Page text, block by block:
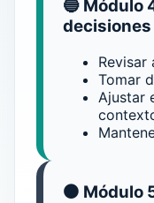
🔵 Módulo
decisiones
Revisar
Tomar
Ajustar
⚫ Módulo